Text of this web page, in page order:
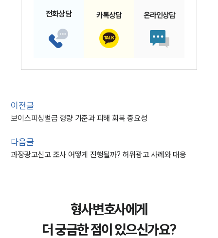
전화상담 카톡상담 온라인상담
이전글
보이스피싱벌금 형량 기준과 피해 회복 중요성
다음글
과장광고신고 조사 어떻게 진행될까? 허위광고 사례와 대응
형사변호사에게
더 궁금한 점이 있으신가요?